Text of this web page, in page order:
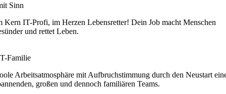
Sinn
Kern IT-Profi, im Herzen Lebensretter! Dein Job macht Menschen
und rettet Leben.
Familie
Arbeitsatmosphäre mit Aufbruchstimmung durch den Neustart
großen und dennoch familiären Teams.